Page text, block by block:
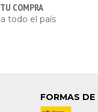
COMPRA
todo el país
FORMAS DE